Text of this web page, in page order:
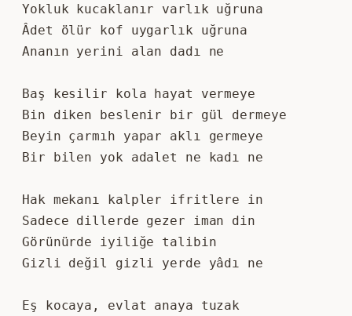
Yokluk kucaklanır varlık uğruna
Âdet ölür kof uygarlık uğruna
Ananın yerini alan dadı ne
Baş kesilir kola hayat vermeye
Bin diken beslenir bir gül dermeye
Beyin çarmıh yapar aklı germeye
Bir bilen yok adalet ne kadı ne
Hak mekanı kalpler ifritlere in
Sadece dillerde gezer iman din
Görünürde iyiliğe talibin
Gizli değil gizli yerde yâdı ne
Eş kocaya, evlat anaya tuzak